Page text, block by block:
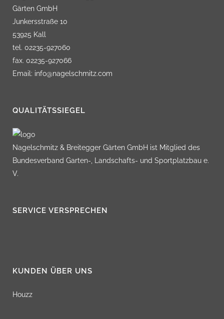
Gärten GmbH
Junkersstraße 10
53925 Kall
tel. 02235-927060
fax. 02235-927066
Email: info@nagelschmitz.com
QUALITÄTSSIEGEL
Nagelschmitz & Breitegger Gärten GmbH ist Mitglied des
Bundesverband Garten-, Landschafts- und Sportplatzbau e.
V.
SERVICE VERSPRECHEN
KUNDEN ÜBER UNS
Houzz